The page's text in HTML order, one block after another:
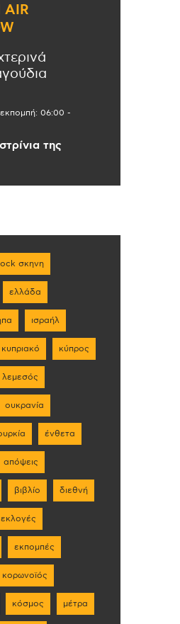
AIR
06:00 -
της
σκηνη
ελλάδα
ισραήλ
κυπριακό κύπρος
λεμεσός
ουκρανία
ένθετα
απόψεις
βιβλίο διεθνή
εκλογές
εκπομπές
κορωνοϊός
κόσμος μέτρα